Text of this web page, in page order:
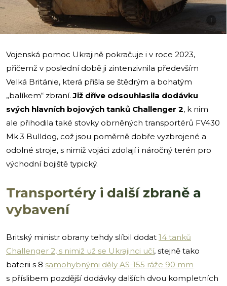
i
Vojenská pomoc Ukrajině pokračuje i v roce 2023,
přičemž v poslední době ji zintenzivnila především
Velká Británie, která přišla se štědrým a bohatým
„balíkem“ zbraní.Již dříve odsouhlasila dodávku
svých hlavních bojových tanků Challenger 2, k nim
ale přihodila také stovky obrněných transportérů FV430
Mk.3 Bulldog, což jsou poměrně dobře vyzbrojené a
odolné stroje, s nimiž vojáci zdolají i náročný terén pro
východní bojiště typický.
Transportéry i další zbraně a
vybavení
Britský ministr obrany tehdy slíbil dodat 14 tanků
Challenger 2, s nimiž už se Ukrajinci učí, stejně tako
baterii s 8 samohybnými děly AS-155 ráže 90 mm
s příslibem pozdější dodávky dalších dvou kompletních